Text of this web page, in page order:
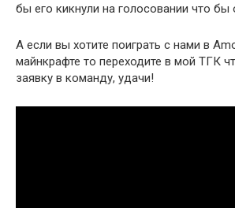
бы его кикнули на голосовании что бы
А если вы хотите поиграть с нами в
майнкрафте то переходите в мой ТГК
заявку в команду, удачи!